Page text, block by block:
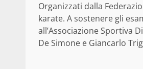
Organizzati dalla
karate. A sostenere gli
all’Associazione Sportiva
De Simone e Giancarlo